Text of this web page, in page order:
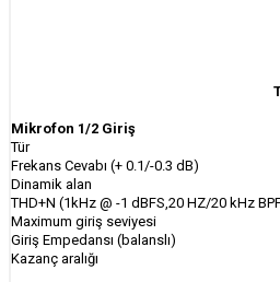
Mikrofon 1/2 Giriş
Tür
Frekans Cevabı (+ 0.1/-0.3 dB)
Dinamik alan
THD+N (1kHz @ -1 dBFS,20 HZ/20 kHz
Maximum giriş seviyesi
Giriş Empedansı (balanslı)
Kazanç aralığı